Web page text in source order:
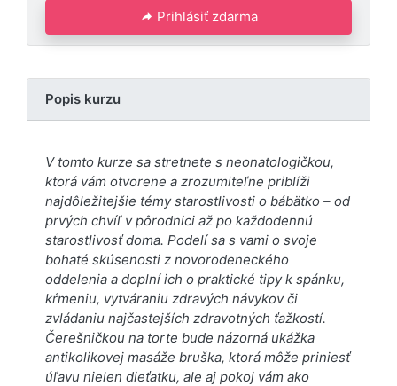
Prihlásiť zdarma
Popis kurzu
V tomto kurze sa stretnete s neonatologičkou,
ktorá vám otvorene a zrozumiteľne priblíži
najdôležitejšie témy starostlivosti o bábätko – od
prvých chvíľ v pôrodnici až po každodennú
starostlivosť doma. Podelí sa s vami o svoje
bohaté skúsenosti z novorodeneckého
oddelenia a doplní ich o praktické tipy k spánku,
kŕmeniu, vytváraniu zdravých návykov či
zvládaniu najčastejších zdravotných ťažkostí.
Čerešničkou na torte bude názorná ukážka
antikolikovej masáže bruška, ktorá môže priniesť
úľavu nielen dieťatku, ale aj pokoj vám ako